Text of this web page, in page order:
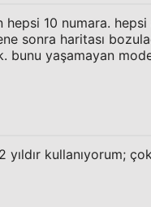
hepsi 10 numara. hepsi
sonra haritası
bunu yaşamayan
yıldır kullanıyorum;